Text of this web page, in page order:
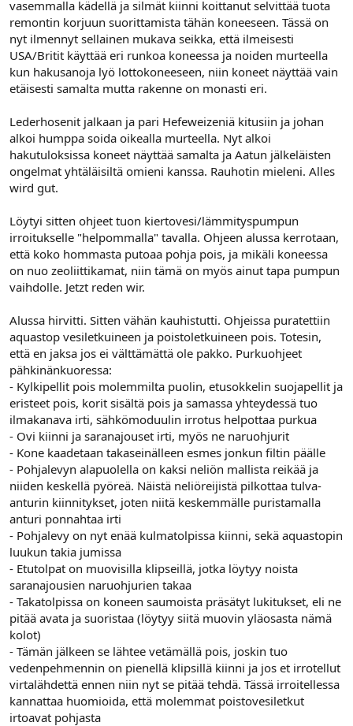
vasemmalla kädellä ja silmät kiinni koittanut selvittää tuota
remontin korjuun suorittamista tähän koneeseen. Tässä on
nyt ilmennyt sellainen mukava seikka, että ilmeisesti
USA/Britit käyttää eri runkoa koneessa ja noiden murteella
kun hakusanoja lyö lottokoneeseen, niin koneet näyttää vain
etäisesti samalta mutta rakenne on monasti eri.
Lederhosenit jalkaan ja pari Hefeweizeniä kitusiin ja johan
alkoi humppa soida oikealla murteella. Nyt alkoi
hakutuloksissa koneet näyttää samalta ja Aatun jälkeläisten
ongelmat yhtäläisiltä omieni kanssa. Rauhotin mieleni. Alles
wird gut.
Löytyi sitten ohjeet tuon kiertovesi/lämmityspumpun
irroitukselle "helpommalla" tavalla. Ohjeen alussa kerrotaan,
että koko hommasta putoaa pohja pois, ja mikäli koneessa
on nuo zeoliittikamat, niin tämä on myös ainut tapa pumpun
vaihdolle. Jetzt reden wir.
Alussa hirvitti. Sitten vähän kauhistutti. Ohjeissa puratettiin
aquastop vesiletkuineen ja poistoletkuineen pois. Totesin,
että en jaksa jos ei välttämättä ole pakko. Purkuohjeet
pähkinänkuoressa:
- Kylkipellit pois molemmilta puolin, etusokkelin suojapellit ja
eristeet pois, korit sisältä pois ja samassa yhteydessä tuo
ilmakanava irti, sähkömoduulin irrotus helpottaa purkua
- Ovi kiinni ja saranajouset irti, myös ne naruohjurit
- Kone kaadetaan takaseinälleen esmes jonkun filtin päälle
- Pohjalevyn alapuolella on kaksi neliön mallista reikää ja
niiden keskellä pyöreä. Näistä neliöreijistä pilkottaa tulva-
anturin kiinnitykset, joten niitä keskemmälle puristamalla
anturi ponnahtaa irti
- Pohjalevy on nyt enää kulmatolpissa kiinni, sekä aquastopin
luukun takia jumissa
- Etutolpat on muovisilla klipseillä, jotka löytyy noista
saranajousien naruohjurien takaa
- Takatolpissa on koneen saumoista präsätyt lukitukset, eli ne
pitää avata ja suoristaa (löytyy siitä muovin yläosasta nämä
kolot)
- Tämän jälkeen se lähtee vetämällä pois, joskin tuo
vedenpehmennin on pienellä klipsillä kiinni ja jos et irrotellut
virtalähdettä ennen niin nyt se pitää tehdä. Tässä irroitellessa
kannattaa huomioida, että molemmat poistovesiletkut
irtoavat pohjasta